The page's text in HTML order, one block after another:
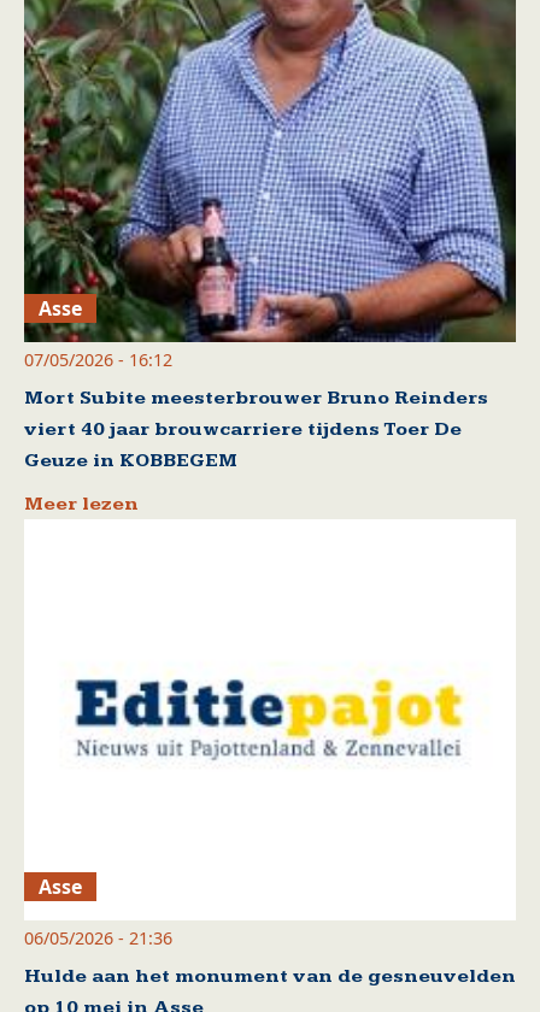
Asse
07/05/2026 - 16:12
Mort Subite meesterbrouwer Bruno Reinders
viert 40 jaar brouwcarriere tijdens Toer De
Geuze in KOBBEGEM
Meer lezen
Asse
06/05/2026 - 21:36
Hulde aan het monument van de gesneuvelden